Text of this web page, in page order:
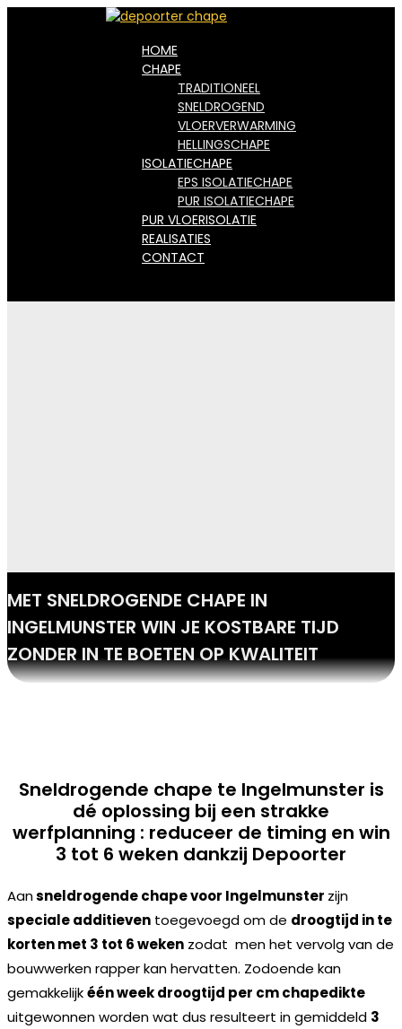
HOME
CHAPE
TRADITIONEEL
SNELDROGEND
VLOERVERWARMING
HELLINGSCHAPE
ISOLATIECHAPE
EPS ISOLATIECHAPE
PUR ISOLATIECHAPE
PUR VLOERISOLATIE
REALISATIES
CONTACT
MET SNELDROGENDE CHAPE IN
INGELMUNSTER WIN JE KOSTBARE TIJD
ZONDER IN TE BOETEN OP KWALITEIT
Sneldrogende chape te Ingelmunster is
dé oplossing bij een strakke
werfplanning : reduceer de timing en win
3 tot 6 weken dankzij Depoorter
Aansneldrogende chape voor Ingelmunster zijn
speciale additieven toegevoegd om de droogtijd in te
korten met 3 tot 6 weken zodat men het vervolg van de
bouwwerken rapper kan hervatten. Zodoende kan
gemakkelijkéén week droogtijd per cm chapedikte
uitgewonnen worden wat dus resulteert in gemiddeld 3